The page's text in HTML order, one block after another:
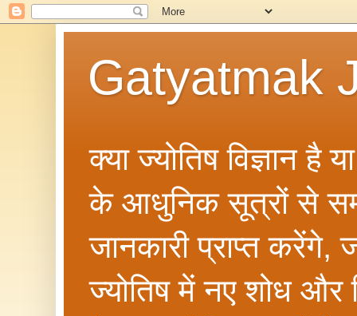
Gatyatmak
क्या ज्योतिष विज्ञान
के आधुनिक सूत्रों से
जानकारी प्राप्त करेंगे,
ज्योतिष में नए शोध और